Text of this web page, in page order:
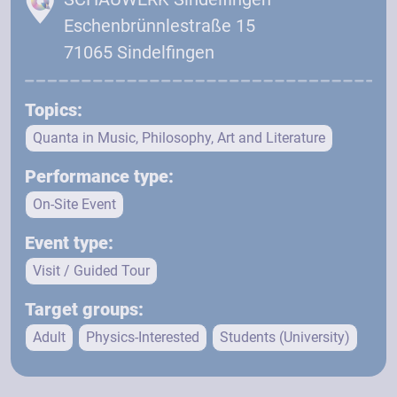
Eschenbrünnlestraße 15
71065 Sindelfingen
Topics:
Quanta in Music, Philosophy, Art and Literature
Performance type:
On-Site Event
Event type:
Visit / Guided Tour
Target groups:
Adult Physics-Interested Students (University)